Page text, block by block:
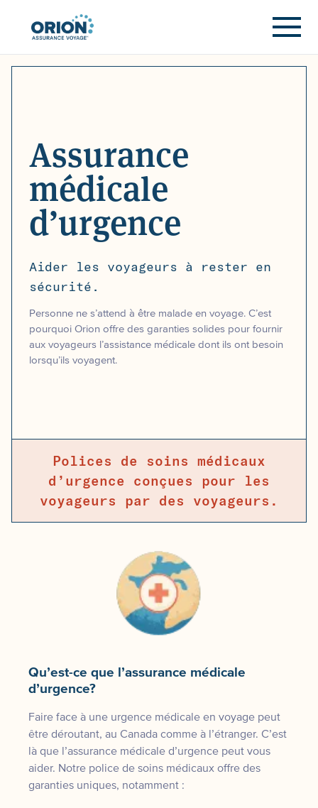
Assurance
médicale
d’urgence
Aider les voyageurs à rester en
sécurité.
Personne ne s’attend à être malade en voyage. C’est
pourquoi Orion offre des garanties solides pour fournir
aux voyageurs l’assistance médicale dont ils ont besoin
lorsqu’ils voyagent.
Polices de soins médicaux
d’urgence conçues pour les
voyageurs par des voyageurs.
Qu’est-ce que l’assurance médicale
d’urgence?
Faire face à une urgence médicale en voyage peut
être déroutant, au Canada comme à l’étranger. C’est
là que l’assurance médicale d’urgence peut vous
aider. Notre police de soins médicaux offre des
garanties uniques, notamment :